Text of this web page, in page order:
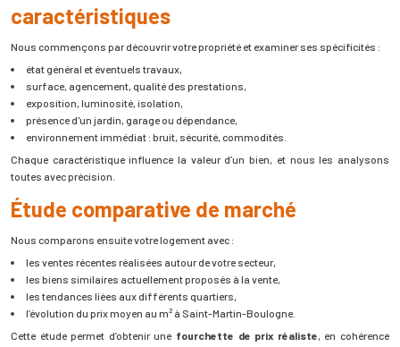
caractéristiques
Nous commençons par découvrir votre propriété et examiner ses spécificités :
état général et éventuels travaux,
surface, agencement, qualité des prestations,
exposition, luminosité, isolation,
présence d'un jardin, garage ou dépendance,
environnement immédiat : bruit, sécurité, commodités.
Chaque caractéristique influence la valeur d’un bien, et nous les analysons
toutes avec précision.
Étude comparative de marché
Nous comparons ensuite votre logement avec :
les ventes récentes réalisées autour de votre secteur,
les biens similaires actuellement proposés à la vente,
les tendances liées aux différents quartiers,
l’évolution du prix moyen au m² à Saint-Martin-Boulogne.
Cette étude permet d’obtenir une fourchette de prix réaliste, en cohérence